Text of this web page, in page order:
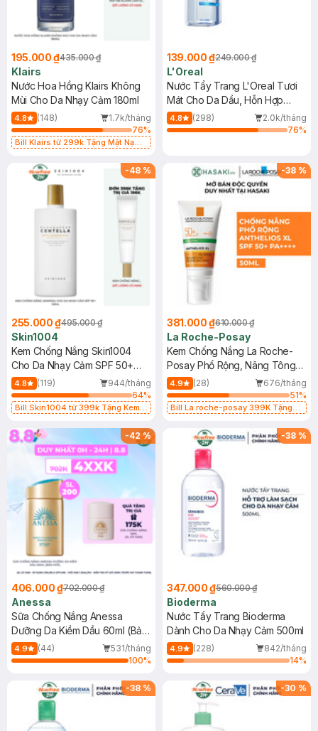
195.000 ₫435.000 ₫
Klairs
Nước Hoa Hồng Klairs Không
Mùi Cho Da Nhạy Cảm 180ml
4.8 (148)
1.7k/tháng
76%
Bill Klairs từ 299k Tặng Mặt Nạ
25ml (SL Có Hạn)
139.000 ₫249.000 ₫
L'Oreal
Nước Tẩy Trang L'Oreal Tươi
Mát Cho Da Dầu, Hỗn Hợp
400ml
4.8 (298)
2.0k/tháng
76%
-48 %
255.000 ₫495.000 ₫
Skin1004
Kem Chống Nắng Skin1004
Cho Da Nhạy Cảm SPF 50+
50ml
4.8 (119)
944/tháng
64%
Bill Skin1004 từ 399k Tặng Kem
SPF 50+ 20ml (SL Có Hạn)
-38 %
381.000 ₫610.000 ₫
La Roche-Posay
Kem Chống Nắng La Roche-
Posay Phổ Rộng, Nâng Tông
Kiềm Dầu 50ml
4.9 (28)
676/tháng
51%
Bill La roche-posay 399K Tặng
(SL có hạn)
-42%
406.000 ₫702.000 ₫
Anessa
Sữa Chống Nắng Anessa
Dưỡng Da Kiềm Dầu 60ml (Bản
Mới)
4.9 (44)
531/tháng
100%
-38 %
347.000 ₫560.000 ₫
Bioderma
Nước Tẩy Trang Bioderma
Dành Cho Da Nhạy Cảm 500ml
4.9 (228)
842/tháng
14%
-38 % -30 %